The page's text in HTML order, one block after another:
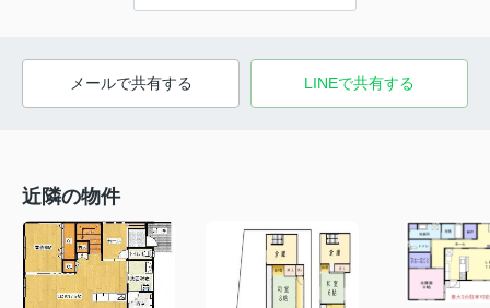
メールで共有する LINEで共有する
近隣の物件